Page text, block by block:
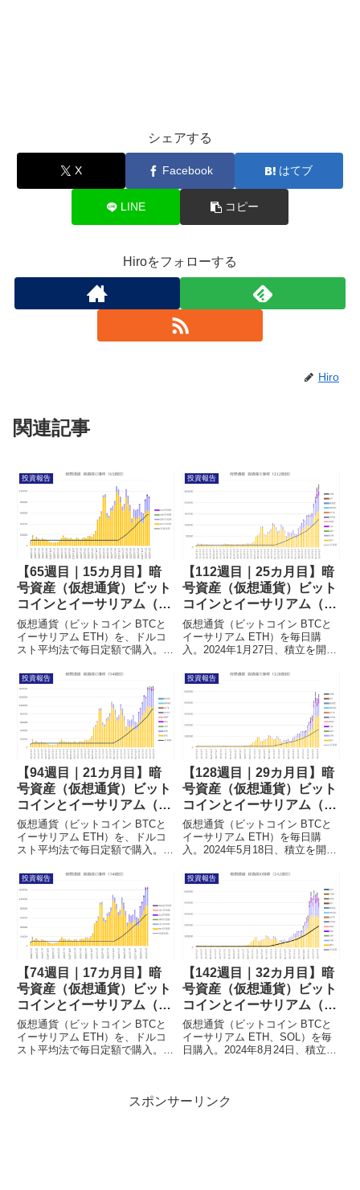
シェアする
X Facebook はてブ
LINE コピー
Hiroをフォローする
Hiro
関連記事
投資報告
【65週目｜15カ月目】暗
号資産（仮想通貨）ビット
コインとイーサリアム（イ
ーサ）を毎日積立した結果
仮想通貨（ビットコイン BTCと
イーサリアム ETH）を、ドルコ
スト平均法で毎日定額で購入。
資した結果をまとめて報告してい
ます。
投資報告
【112週目｜25カ月目】暗
号資産（仮想通貨）ビット
コインとイーサリアム（イ
ーサ）を毎日積立した結果
仮想通貨（ビットコイン BTCと
イーサリアム ETH）を毎日購
入。2024年1月27日、積立を開始
1週間に1回、XRP、SOL、
DOT、AVAX、DOGE、ASTR、
MATICA、ARB、OPも購入。毎
週の投資結果を前の週と比較しな
がらまとめています。
投資報告
【94週目｜21カ月目】暗
号資産（仮想通貨）ビット
コインとイーサリアム（イ
ーサ）を毎日積立した結果
仮想通貨（ビットコイン BTCと
イーサリアム ETH）を、ドルコ
スト平均法で毎日定額で購入。
から94週目となりました。その
結果を記事にまとめています。
投資報告
【128週目｜29カ月目】暗
号資産（仮想通貨）ビット
コインとイーサリアム（イ
ーサ）を毎日積立した結果
仮想通貨（ビットコイン BTCと
イーサリアム ETH）を毎日購
入。2024年5月18日、積立を開始
最近はSOLも毎日購入。1週間に
1回、XRP、DOT、AVAX、
DOGE、ASTR、MATICA、
ARB、OPも購入。毎週の投資結
果を前の週と比較しながらまとめ
ています。
投資報告
【74週目｜17カ月目】暗
号資産（仮想通貨）ビット
コインとイーサリアム（イ
ーサ）を毎日積立した結果
仮想通貨（ビットコイン BTCと
イーサリアム ETH）を、ドルコ
スト平均法で毎日定額で購入。
投資報告
【142週目｜32カ月目】暗
号資産（仮想通貨）ビット
コインとイーサリアム（イ
ーサ）を毎日積立した結果
仮想通貨（ビットコイン BTCと
イーサリアム ETH、SOL）を毎
日購入。2024年8月24日、積立を
MATICA、ARB、OP、TON、
スポンサーリンク